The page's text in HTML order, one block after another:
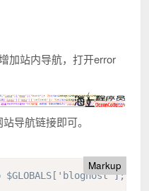
加站内导航，打开error
导航链接即可。
Markup
$GLOBALS['bloghost']; ?>